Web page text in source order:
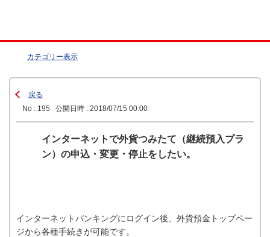
カテゴリー表示
戻る
No : 195
公開日時 : 2018/07/15 00:00
インターネットで外貨つみたて（継続預入プラ
ン）の申込・変更・停止をしたい。
インターネットバンキングにログイン後、外貨預金トップペー
ジから各種手続きが可能です。